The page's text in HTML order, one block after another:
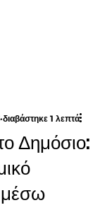
Δημόσιο:
μέσω
διαβάστηκε 1 λεπτά